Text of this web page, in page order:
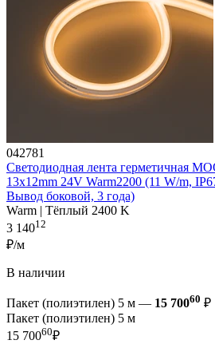
042781
Светодиодная лента герметичная
13x12mm 24V Warm2200 (11 W/m,
Вывод боковой, 3 года)
Warm | Тёплый 2400 K
3 14012
₽/м
В наличии
Пакет (полиэтилен) 5 м — 15 70060 ₽
Пакет (полиэтилен) 5 м
15 70060₽